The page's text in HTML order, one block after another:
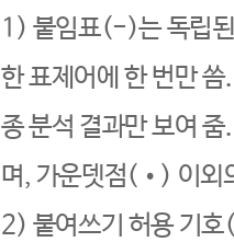
1) 붙임표(-)는 독립된
한 표제어에 한 번만
종 분석 결과만 보여
며, 가운뎃점(•) 이외
2) 붙여쓰기 허용 기호